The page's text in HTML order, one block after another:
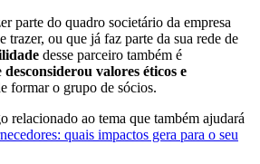
parte do quadro societário da empresa
trazer, ou que já faz parte da sua rede de
desse parceiro também é
desconsiderou valores éticos e
formar o grupo de sócios.
relacionado ao tema que também ajudará
quais impactos gera para o seu